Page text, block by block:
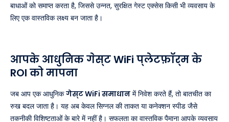
बाधाओं को समाप्त करता है, जिससे उन्नत, सुरक्षित गेस्ट एक्सेस किसी भी व्यवसाय के
लिए एक वास्तविक लक्ष्य बन जाता है।
आपके आधुनिक गेस्ट WiFi प्लेटफ़ॉर्म के
ROI को मापना
जब आप एक आधुनिकगेस्ट WiFi समाधान में निवेश करते हैं, तो बातचीत का
रुख बदल जाता है। यह अब केवल सिग्नल की ताकत या कनेक्शन स्पीड जैसे
तकनीकी विशिष्टताओं के बारे में नहीं है। सफलता का वास्तविक पैमाना आपके व्यवसाय